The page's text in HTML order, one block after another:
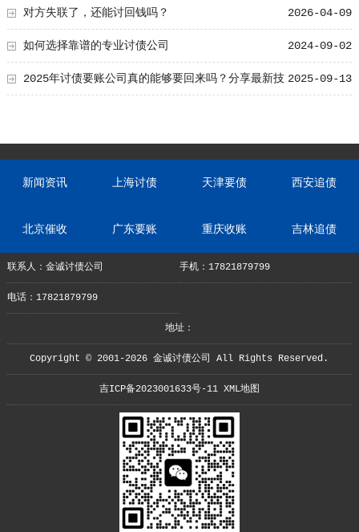
债未果还被抓？ 2026-04-09
对方失联了，还能讨回钱吗？
2024-09-02
如何选择靠谱的专业讨债公司
2025-09-13
2025年讨债要账公司真的能够要回来吗？分享最新技
新闻资讯 上海讨债 天津要债 西安追债
北京催收 广东要账 重庆收账 吉林追债
联系人：金诚讨债公司 手机：17821879799
电话：17821879799
地址：
Copyright © 2001-2026 金诚讨债公司 All Rights Reserved.
吉ICP备2023001633号-11 XML地图